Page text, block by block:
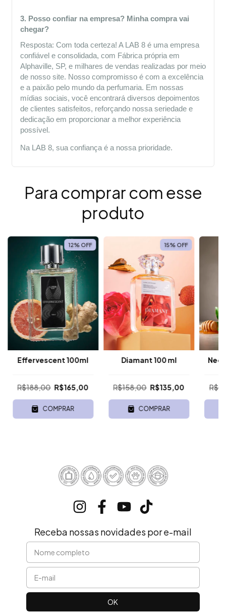
3. Posso confiar na empresa? Minha compra vai
chegar?
Resposta: Com toda certeza! A LAB 8 é uma empresa
confiável e consolidada, com Fábrica própria em
Alphaville, SP, e milhares de vendas realizadas por meio
de nosso site. Nosso compromisso é com a excelência
e a paixão pelo mundo da perfumaria. Em nossas
mídias sociais, você encontrará diversos depoimentos
de clientes satisfeitos, reforçando nossa seriedade e
dedicação em proporcionar a melhor experiência
possível.
Na LAB 8, sua confiança é a nossa prioridade.
Para comprar com esse
produto
12% OFF
Effervescent 100ml
R$188,00 R$165,00
COMPRAR
15% OFF
Diamant 100 ml
R$158,00 R$135,00
COMPRAR
Receba nossas novidades por e-mail